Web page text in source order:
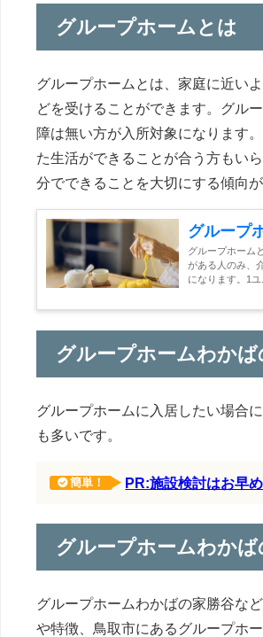
グループホームとは
グループホームとは、家庭に近い
どを受けることができます。グル
障は無い方が入所対象になります
た生活ができることが合う方もい
分でできることを大切にする傾向
グループ
グループホーム
がある人のみ、
になります。1ユ
グループホームわか
グループホームに入居したい場合
も多いです。
簡単！ PR:施設検討はお早
グループホームわか
グループホームわかばの家勝谷な
や特徴、鳥取市にあるグループホ